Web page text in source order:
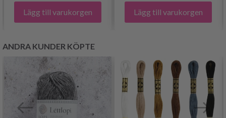
Lägg till varukorgen Lägg till varukorgen
ANDRA KUNDER KÖPTE